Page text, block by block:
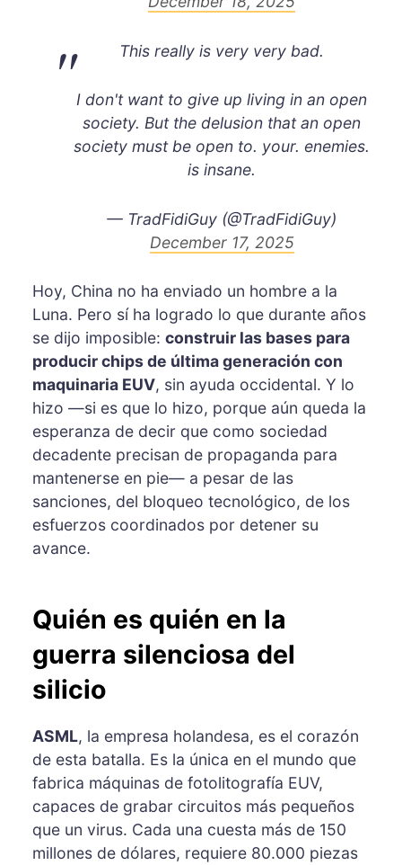
This really is very very bad.
I don't want to give up living in an open
society. But the delusion that an open
society must be open to. your. enemies.
is insane.
— TradFidiGuy (@TradFidiGuy)
December 17, 2025
Hoy, China no ha enviado un hombre a la
Luna. Pero sí ha logrado lo que durante años
se dijo imposible: construir las bases para
producir chips de última generación con
maquinaria EUV, sin ayuda occidental. Y lo
hizo —si es que lo hizo, porque aún queda la
esperanza de decir que como sociedad
decadente precisan de propaganda para
mantenerse en pie— a pesar de las
sanciones, del bloqueo tecnológico, de los
esfuerzos coordinados por detener su
avance.
Quién es quién en la
guerra silenciosa del
silicio
ASML, la empresa holandesa, es el corazón
de esta batalla. Es la única en el mundo que
fabrica máquinas de fotolitografía EUV,
capaces de grabar circuitos más pequeños
que un virus. Cada una cuesta más de 150
millones de dólares, requiere 80.000 piezas